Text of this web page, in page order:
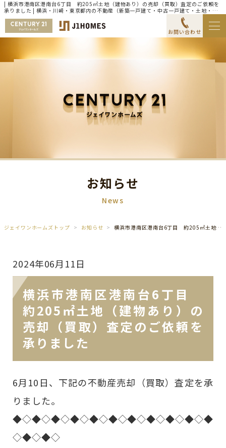
| 横浜市港南区港南台6丁目 約205㎡土地（建物あり）の売却（買取）査定のご依頼を
承りました | 横浜・川崎・東京都内の不動産（新築一戸建て・中古一戸建て・土地・マ
ンション）ならセンチュリー21ジェイワンホームズ
お問い合わせ
お知らせ
News
ジェイワンホームズトップ お知らせ 横浜市港南区港南台6丁目 約205㎡土地（建物あり）の売却（買取）査定のご依頼を承りました
2024年06月11日
横浜市港南区港南台6丁目
約205㎡土地（建物あり）の
売却（買取）査定のご依頼を
承りました
6月10日、下記の不動産売却（買取）査定を承
りました。
◆◇◆◇◆◇◆◇◆◇◆◇◆◇◆◇◆◇◆◇◆
◇◆◇◆◇